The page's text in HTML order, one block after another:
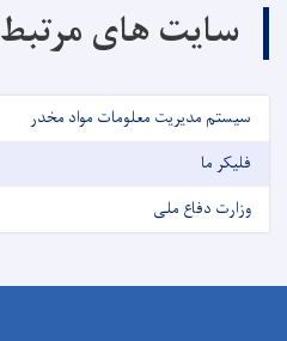
سایت های مرتبط
سیستم مدیریت معلومات مواد مخدر
فلیکر ما
وزارت دفاع ملی